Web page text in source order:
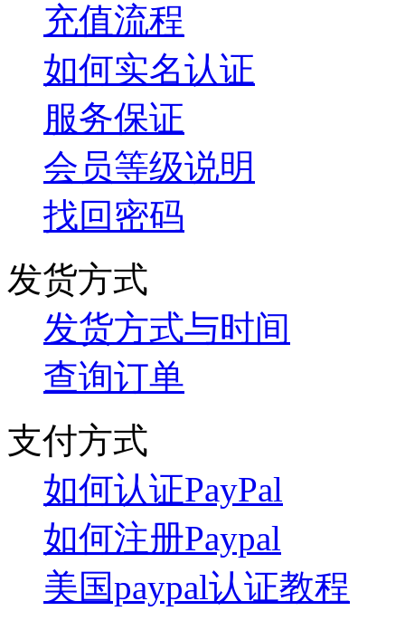
充值流程
如何实名认证
服务保证
会员等级说明
找回密码
发货方式
发货方式与时间
查询订单
支付方式
如何认证PayPal
如何注册Paypal
美国paypal认证教程